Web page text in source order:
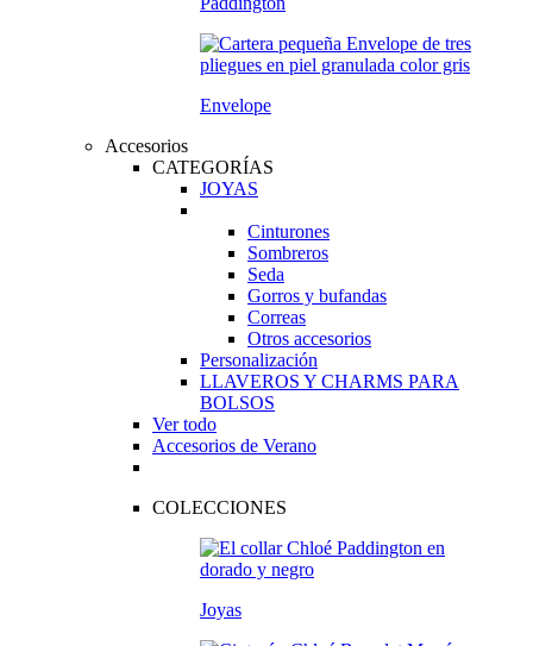
Envelope
Accesorios
CATEGORÍAS
JOYAS
Cinturones
Sombreros
Seda
Gorros y bufandas
Correas
Otros accesorios
Personalización
LLAVEROS Y CHARMS PARA
BOLSOS
Ver todo
Accesorios de Verano
COLECCIONES
Joyas